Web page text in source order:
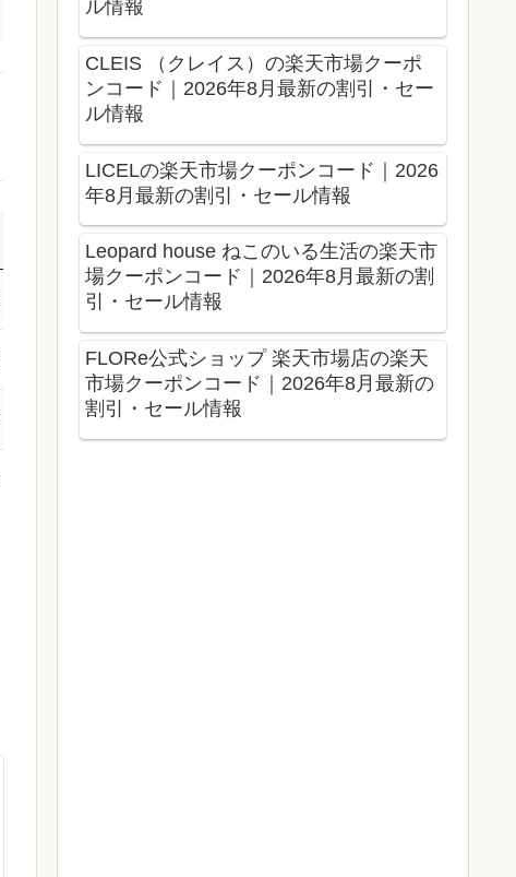
ル情報
CLEIS （クレイス）の楽天市場クーポ
ンコード｜2026年8月最新の割引・セー
ル情報
LICELの楽天市場クーポンコード｜2026
年8月最新の割引・セール情報
Leopard house ねこのいる生活の楽天市
場クーポンコード｜2026年8月最新の割
引・セール情報
FLORe公式ショップ 楽天市場店の楽天
市場クーポンコード｜2026年8月最新の
割引・セール情報